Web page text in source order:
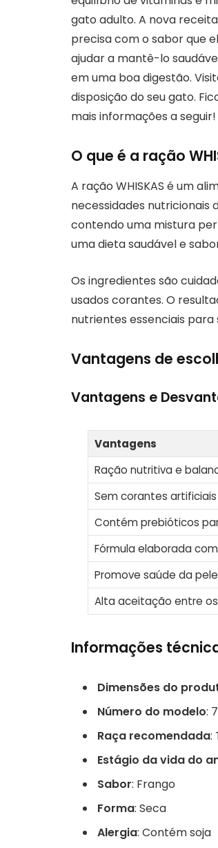
gato adulto. A nova
precisa com o sabor que
ajudar a mantê-lo
em uma boa digestão.
disposição do seu gato.
mais informações a
O que é a ração
A ração WHISKAS é um
necessidades nutricionais
contendo uma mistura
uma dieta saudável e
Os ingredientes são
usados corantes. O
nutrientes essenciais para
Vantagens de
Vantagens e
Vantagens
Ração nutritiva e
Sem corantes artificiais
Contém prebióticos
Fórmula elaborada
Promove saúde da
Alta aceitação entre
Informações
Dimensões do
Número do modelo:
Raça recomendada:
Estágio da vida do
Sabor: Frango
Forma: Seca
Alergia: Contém soja